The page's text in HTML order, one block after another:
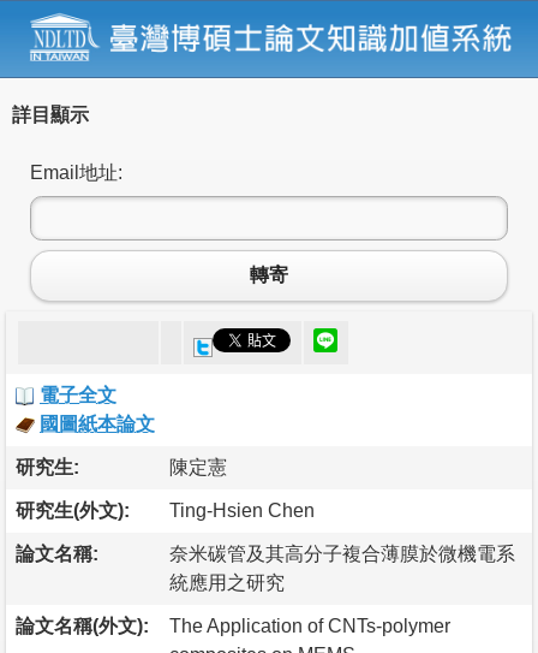
詳目顯示
Email地址:
轉寄
電子全文
國圖紙本論文
研究生: 陳定憲
研究生(外文): Ting-Hsien Chen
論文名稱:
奈米碳管及其高分子複合薄膜於微機電系
統應用之研究
論文名稱(外文):
The Application of CNTs-polymer